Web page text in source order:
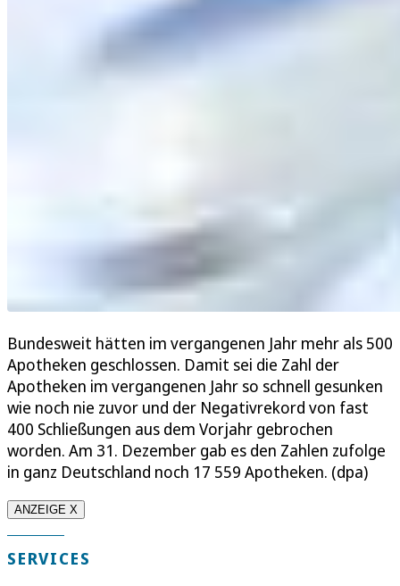
Bundesweit hätten im vergangenen Jahr mehr als 500
Apotheken geschlossen. Damit sei die Zahl der
Apotheken im vergangenen Jahr so schnell gesunken
wie noch nie zuvor und der Negativrekord von fast
400 Schließungen aus dem Vorjahr gebrochen
worden. Am 31. Dezember gab es den Zahlen zufolge
in ganz Deutschland noch 17 559 Apotheken. (dpa)
ANZEIGE X
SERVICES